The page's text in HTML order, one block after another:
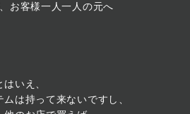
お客様一人一人の元へ
いえ、
は持って来ないですし、